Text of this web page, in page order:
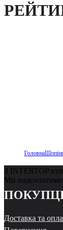
Головна
З INTERTOP
Ми
Доставка та